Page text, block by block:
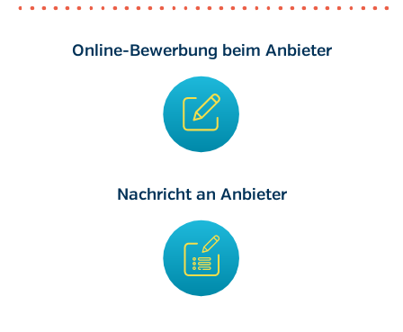
Online-Bewerbung beim Anbieter
Nachricht an Anbieter